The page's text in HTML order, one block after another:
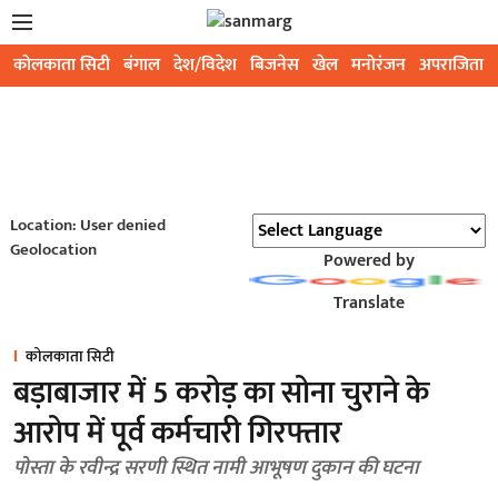
कोलकाता सिटी बंगाल देश/विदेश बिजनेस खेल मनोरंजन अपराजिता
Location: User denied
Geolocation
Powered by
Translate
कोलकाता सिटी
बड़ाबाजार में 5 करोड़ का सोना चुराने के
आरोप में पूर्व कर्मचारी गिरफ्तार
पोस्ता के रवीन्द्र सरणी स्थित नामी आभूषण दुकान की घटना